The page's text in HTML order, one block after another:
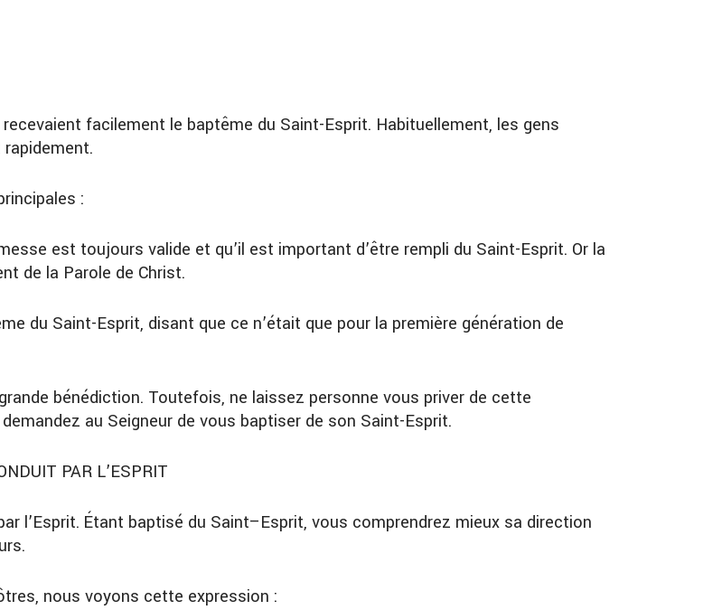
facilement le baptême du Saint-Esprit. Habituellement, les gens
:
est toujours valide et qu’il est important d’être rempli du Saint-Esprit. Or la
de la Parole de Christ.
du Saint-Esprit, disant que ce n’était que pour la première génération de
bénédiction. Toutefois, ne laissez personne vous priver de cette
au Seigneur de vous baptiser de son Saint-Esprit.
PAR L’ESPRIT
l’Esprit. Étant baptisé du Saint–Esprit, vous comprendrez mieux sa direction
nous voyons cette expression :